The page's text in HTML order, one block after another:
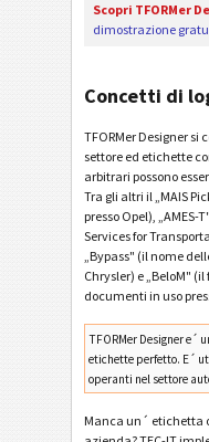
Scopri TFORMer
dimostrazione
Concetti di
TFORMer Designer si
settore ed etichette
arbitrari possono
Tra gli altri il „MAIS
presso Opel),
Services for
„Bypass" (il nome
Chrysler) e „BeloM"
documenti in uso
TFORMer Designer e´
etichette perfetto. E´
operanti nel settore
Manca un´ etichetta